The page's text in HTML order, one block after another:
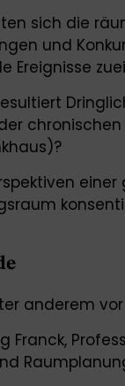
sich die
und
Ereignisse
chronischen
anderem vor
Franck,